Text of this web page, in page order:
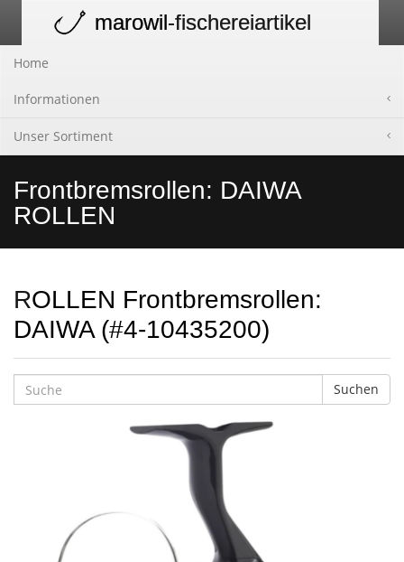
navigation
marowil-fischereiartikel
Home
Informationen
Unser Sortiment
Frontbremsrollen: DAIWA
ROLLEN
ROLLEN Frontbremsrollen:
DAIWA (#4-10435200)
Suchen